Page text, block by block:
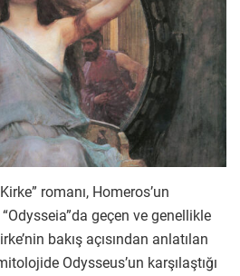
romanı, Homeros’un
geçen ve genellikle
bakış açısından anlatılan
Odysseus’un karşılaştığı